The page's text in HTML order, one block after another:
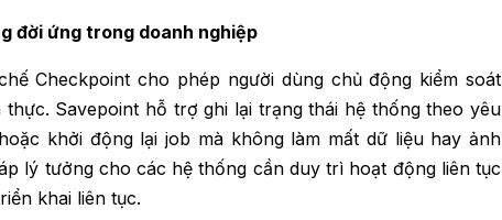
đời ứng trong doanh nghiệp
Checkpoint cho phép người dùng chủ động kiểm soát
Savepoint hỗ trợ ghi lại trạng thái hệ thống theo yêu
khởi động lại job mà không làm mất dữ liệu hay ảnh
lý tưởng cho các hệ thống cần duy trì hoạt động liên tục
khai liên tục.